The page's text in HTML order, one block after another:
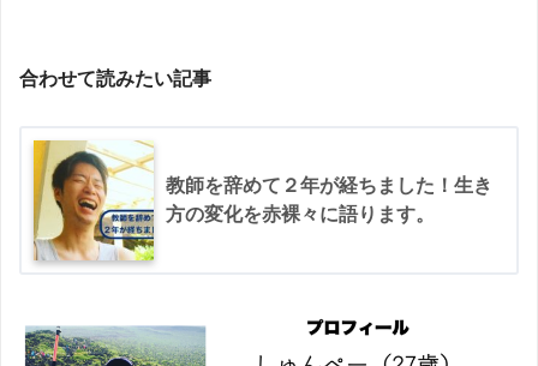
合わせて読みたい記事
教師を辞めて２年が経ちました！生き
方の変化を赤裸々に語ります。